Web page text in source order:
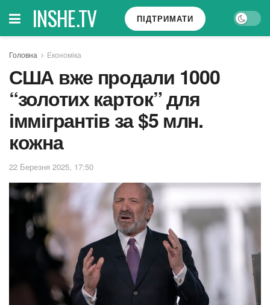
INSHE.TV ПІДТРИМАТИ
Головна Економіка
США вже продали 1000
“золотих карток” для
іммігрантів за $5 млн.
кожна
22 Березня 2025, 17:50